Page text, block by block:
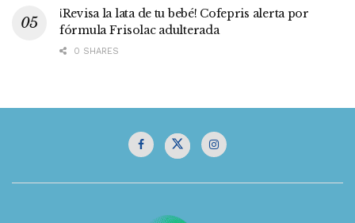
¡Revisa la lata de tu bebé! Cofepris alerta por
fórmula Frisolac adulterada
0 SHARES